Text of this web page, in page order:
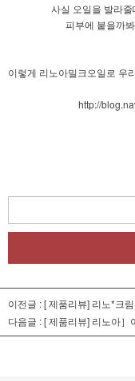
사실 오일을 발라
피부에 붙을까
이렇게 리노아밀크오일로 우
http://
이전글 :[ 제품리뷰] 리노*크
다음글 :[ 제품리뷰] 리노아］